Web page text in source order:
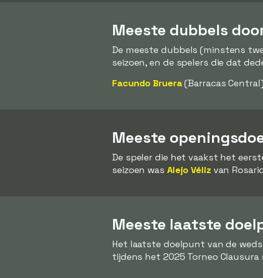
Meeste dubbels
De meeste dubbels (minstens
seizoen, en de spelers die dat
Facundo Bruera(Barracas Central)
Meeste
De speler die het vaakst het
seizoen was Alejo Vélizvan
Meeste laatste
Het laatste doelpunt van de
tijdens het 2025 Torneo